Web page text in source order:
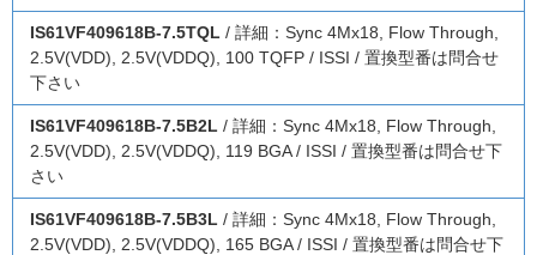
IS61VF409618B-7.5TQL / 詳細：Sync 4Mx18, Flow Through,
2.5V(VDD), 2.5V(VDDQ), 100 TQFP / ISSI / 置換型番は問合せ
下さい
IS61VF409618B-7.5B2L / 詳細：Sync 4Mx18, Flow Through,
2.5V(VDD), 2.5V(VDDQ), 119 BGA / ISSI / 置換型番は問合せ下
さい
IS61VF409618B-7.5B3L / 詳細：Sync 4Mx18, Flow Through,
2.5V(VDD), 2.5V(VDDQ), 165 BGA / ISSI / 置換型番は問合せ下